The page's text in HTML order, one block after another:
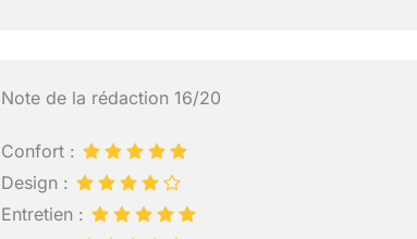
Note de la rédaction 16/20
Confort :
Design :
Entretien :